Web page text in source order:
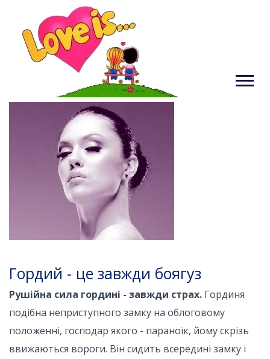
Гордий - це завжди боягуз
Рушійна сила гордині - завжди страх. Гординя
подібна неприступного замку на облоговому
положенні, господар якого - параноїк, йому скрізь
ввижаються вороги. Він сидить всередині замку і